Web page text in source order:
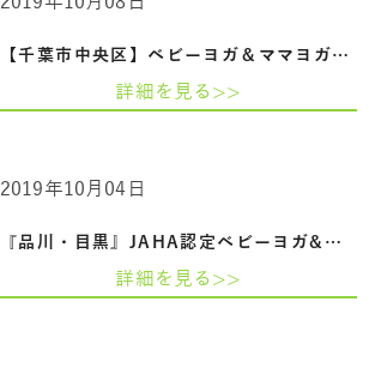
【千葉市中央区】ベビーヨガ＆ママヨガイ…
詳細を見る>>
『品川・目黒』JAHA認定ベビーヨガ&ママヨ…
2019年10月04日
詳細を見る>>